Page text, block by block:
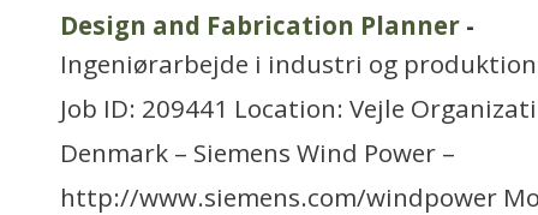
Design and Fabrication Planner -
Ingeniørarbejde i industri og produktion
Job ID: 209441 Location: Vejle
Denmark – Siemens Wind Power –
http://www.siemens.com/windpower